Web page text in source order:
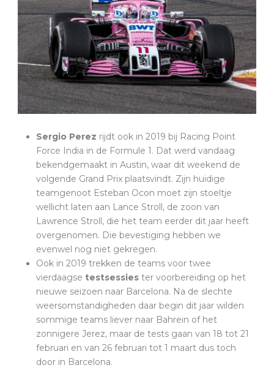
Sergio Perez rijdt ook in 2019 bij Racing Point
Force India in de Formule 1. Dat werd vandaag
bekendgemaakt in Austin, waar dit weekend de
volgende Grand Prix plaatsvindt. Zijn huidige
teamgenoot Esteban Ocon moet zijn stoeltje
wellicht laten aan Lance Stroll, de zoon van
Lawrence Stroll, die het team eerder dit jaar heeft
overgenomen. Die bevestiging hebben we
evenwel nog niet gekregen.
Ook in 2019 trekken de teams voor twee
vierdaagse testsessies ter voorbereiding op het
nieuwe seizoen naar Barcelona. Na de slechte
weersomstandigheden daar begin dit jaar wilden
sommige teams liever naar Bahrein of het
zonnigere Jerez, maar de tests gaan van 18 tot 21
februari en van 26 februari tot 1 maart dus toch
door in Barcelona.